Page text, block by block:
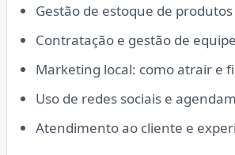
Gestão de estoque de
Contratação e gestão de
Marketing local: como atrair e
Uso de redes sociais e
Atendimento ao cliente e